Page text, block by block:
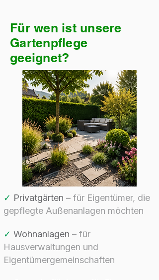
Für wen ist unsere
Gartenpflege
geeignet?
✓ Privatgärten – für Eigentümer, die
gepflegte Außenanlagen möchten
✓ Wohnanlagen – für
Hausverwaltungen und
Eigentümergemeinschaften